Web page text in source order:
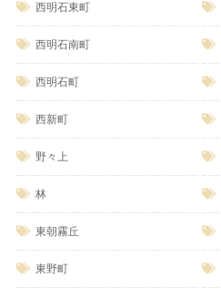
西明石東町
西明石南町
西明石町
西新町
野々上
林
東朝霧丘
東野町